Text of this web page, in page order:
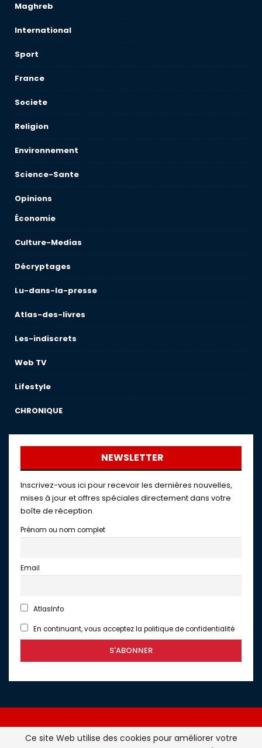
Maghreb
International
Sport
France
Societe
Religion
Environnement
Science-Sante
Opinions
Économie
Culture-Medias
Décryptages
Lu-dans-la-presse
Atlas-des-livres
Les-indiscrets
Web TV
Lifestyle
CHRONIQUE
NEWSLETTER
Inscrivez-vous ici pour recevoir les dernières nouvelles,
mises à jour et offres spéciales directement dans votre
boîte de réception.
Prénom ou nom complet
Email
AtlasInfo
En continuant, vous acceptez la politique de confidentialité
Ce site Web utilise des cookies pour améliorer votre